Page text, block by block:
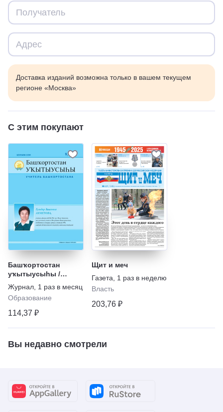
Доставка изданий возможна только в вашем текущем
регионе «Москва»
С этим покупают
Башҡортостан
уҡытыусыhы /
Учитель
Башкортостана
Журнал 1 раз в месяц
Образование
114,37 ₽
Щит и меч
Газета
1 раз в неделю
Власть
203,76 ₽
Вы недавно смотрели